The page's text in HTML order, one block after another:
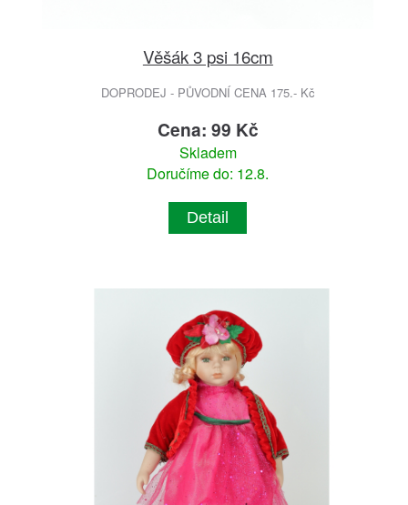
Věšák 3 psi 16cm
DOPRODEJ - PŮVODNÍ CENA 175.- Kč
Cena: 99 Kč
Skladem
Doručíme do: 12.8.
Detail